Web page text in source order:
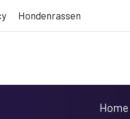
Hondenrassen
Home